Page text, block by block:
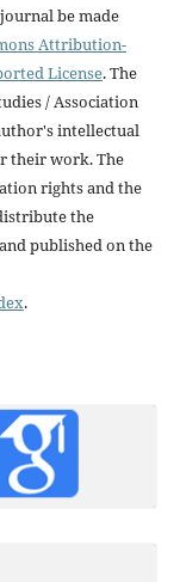
be made
Attribution-
License. The
/ Association
intellectual
their work. The
rights and the
the
published on the
.